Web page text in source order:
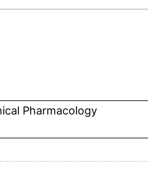
Pharmacology